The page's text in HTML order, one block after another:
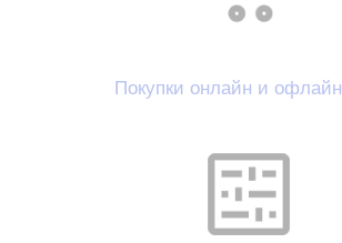
Покупки онлайн и офлайн